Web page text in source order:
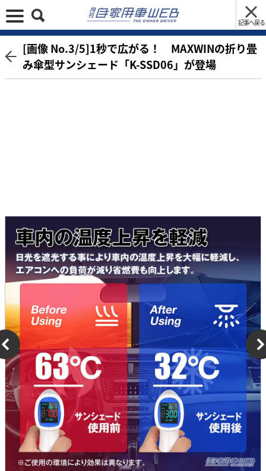
記事へ戻る
[画像 No.3/5]1秒で広がる！ MAXWINの折り畳
み傘型サンシェード「K-SSD06」が登場